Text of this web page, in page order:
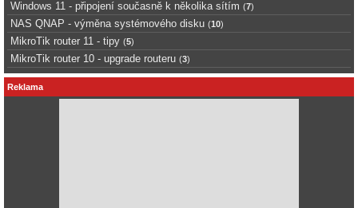
Windows 11 - připojení současně k několika sítím (7)
NAS QNAP - výměna systémového disku (10)
MikroTik router 11 - tipy (5)
MikroTik router 10 - upgrade routeru (3)
Reklama